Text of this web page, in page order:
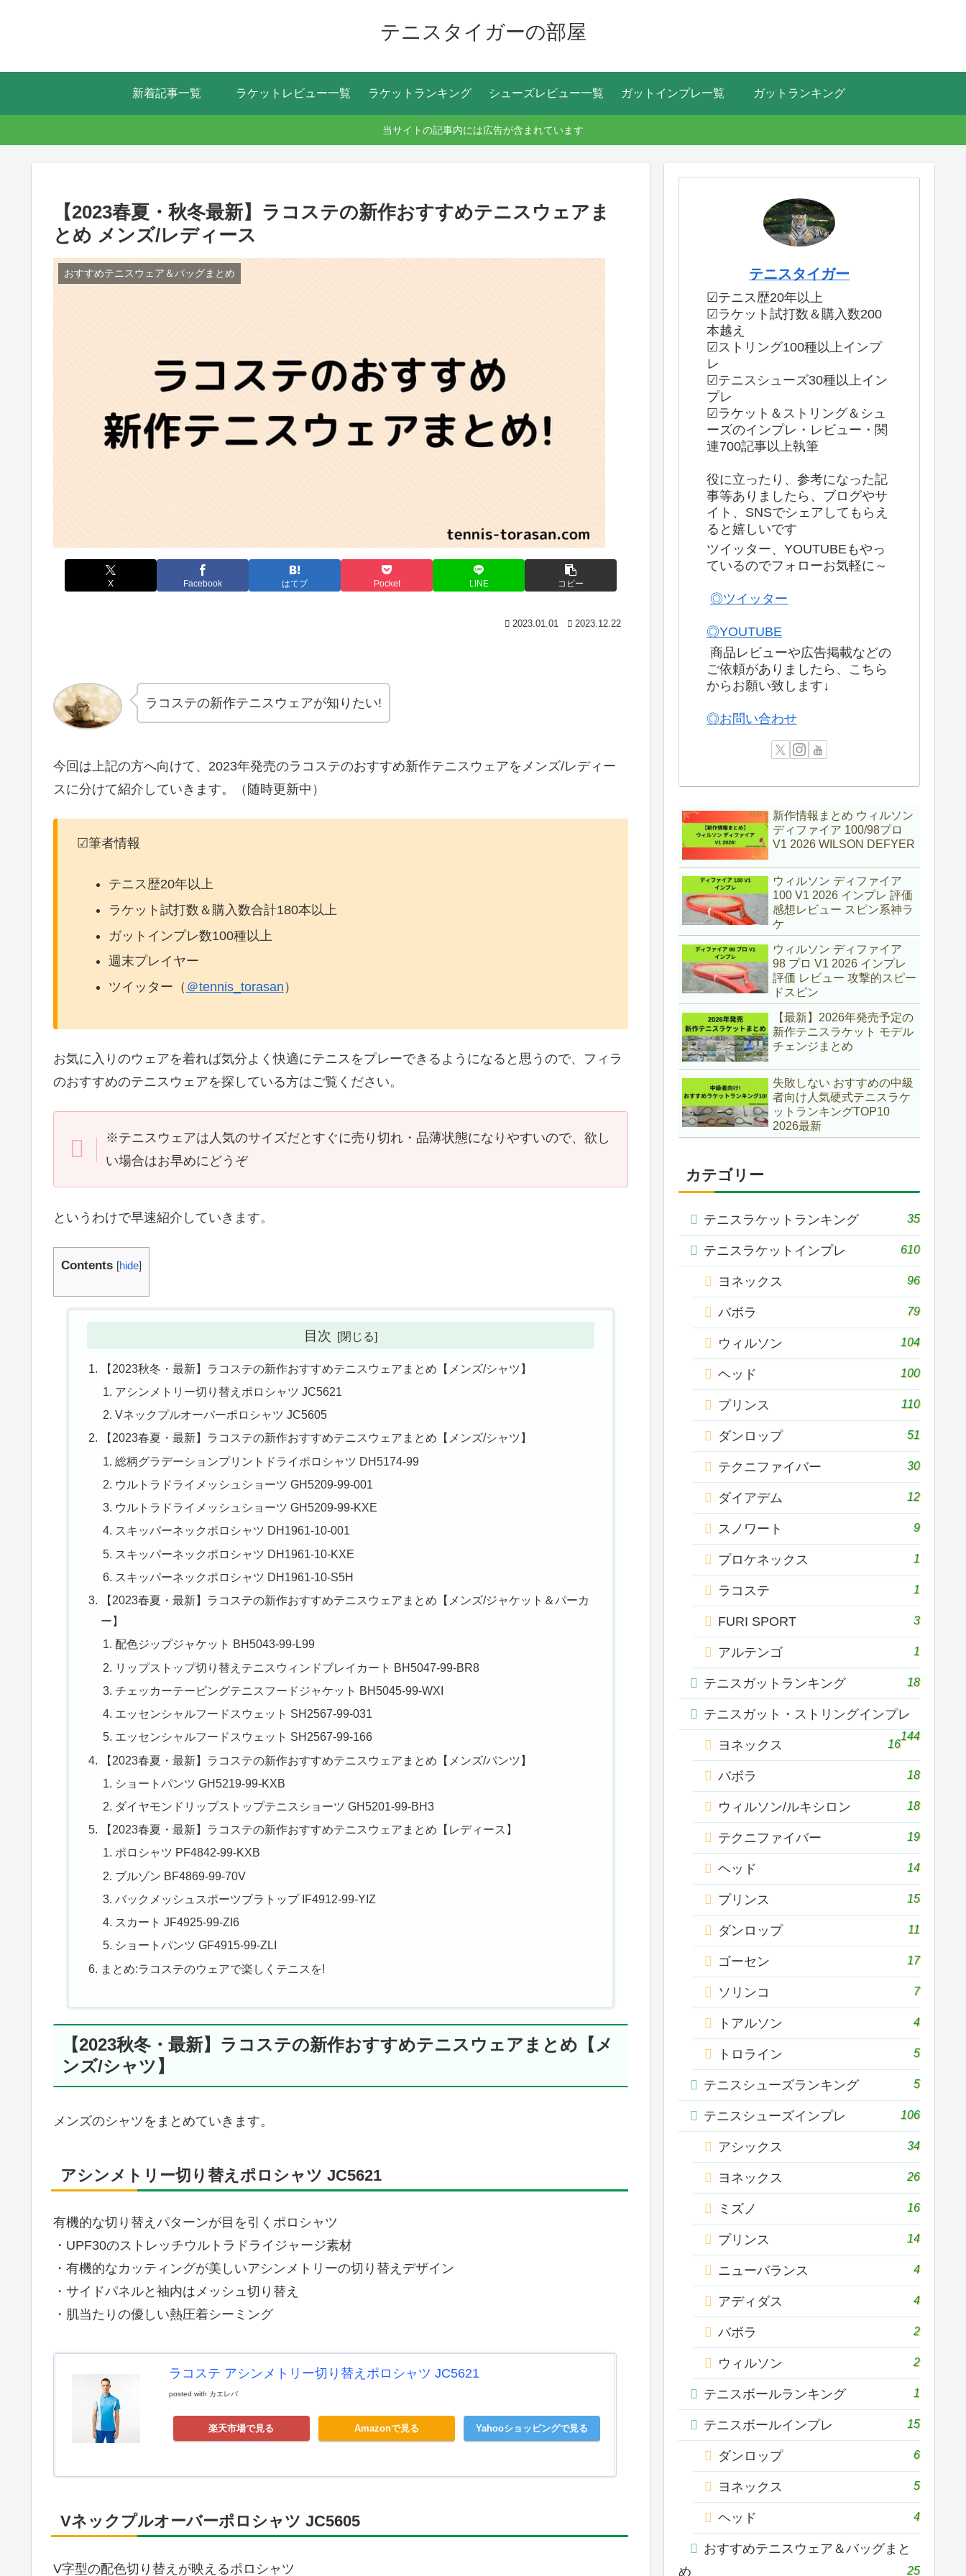
テニスタイガーの部屋
新着記事一覧 ラケットレビュー一覧 ラケットランキング シューズレビュー一覧 ガットインプレ一覧 ガットランキング
当サイトの記事内には広告が含まれています
【2023春夏・秋冬最新】ラコステの新作おすすめテニスウェアま
とめ メンズ/レディース
おすすめテニスウェア＆バッグまとめ
X Facebook はてブ Pocket LINE コピー
2023.01.01 2023.12.22
ラコステの新作テニスウェアが知りたい!
今回は上記の方へ向けて、2023年発売のラコステのおすすめ新作テニスウェアをメンズ/レディー
スに分けて紹介していきます。（随時更新中）
☑筆者情報
テニス歴20年以上
ラケット試打数＆購入数合計180本以上
ガットインプレ数100種以上
週末プレイヤー
ツイッター（ ＠tennis_torasan ）
お気に入りのウェアを着れば気分よく快適にテニスをプレーできるようになると思うので、フィラ
のおすすめのテニスウェアを探している方はご覧ください。
※テニスウェアは人気のサイズだとすぐに売り切れ・品薄状態になりやすいので、欲し
い場合はお早めにどうぞ
というわけで早速紹介していきます。
Contents [hide]
目次
【2023秋冬・最新】ラコステの新作おすすめテニスウェアまとめ【メンズ/シャツ】
アシンメトリー切り替えポロシャツ JC5621
Vネックプルオーバーポロシャツ JC5605
【2023春夏・最新】ラコステの新作おすすめテニスウェアまとめ【メンズ/シャツ】
総柄グラデーションプリントドライポロシャツ DH5174-99
ウルトラドライメッシュショーツ GH5209-99-001
ウルトラドライメッシュショーツ GH5209-99-KXE
スキッパーネックポロシャツ DH1961-10-001
スキッパーネックポロシャツ DH1961-10-KXE
スキッパーネックポロシャツ DH1961-10-S5H
【2023春夏・最新】ラコステの新作おすすめテニスウェアまとめ【メンズ/ジャケット＆パーカ
ー】
配色ジップジャケット BH5043-99-L99
リップストップ切り替えテニスウィンドブレイカート BH5047-99-BR8
チェッカーテーピングテニスフードジャケット BH5045-99-WXI
エッセンシャルフードスウェット SH2567-99-031
エッセンシャルフードスウェット SH2567-99-166
【2023春夏・最新】ラコステの新作おすすめテニスウェアまとめ【メンズ/パンツ】
ショートパンツ GH5219-99-KXB
ダイヤモンドリップストップテニスショーツ GH5201-99-BH3
【2023春夏・最新】ラコステの新作おすすめテニスウェアまとめ【レディース】
ポロシャツ PF4842-99-KXB
ブルゾン BF4869-99-70V
バックメッシュスポーツブラトップ IF4912-99-YIZ
スカート JF4925-99-ZI6
ショートパンツ GF4915-99-ZLI
まとめ:ラコステのウェアで楽しくテニスを!
【2023秋冬・最新】ラコステの新作おすすめテニスウェアまとめ【メ
ンズ/シャツ】
メンズのシャツをまとめていきます。
アシンメトリー切り替えポロシャツ JC5621
有機的な切り替えパターンが目を引くポロシャツ
・UPF30のストレッチウルトラドライジャージ素材
・有機的なカッティングが美しいアシンメトリーの切り替えデザイン
・サイドパネルと袖内はメッシュ切り替え
・肌当たりの優しい熱圧着シーミング
ラコステ アシンメトリー切り替えポロシャツ JC5621
posted with カエレバ
楽天市場で見る Amazonで見る Yahooショッピングで見る
Vネックプルオーバーポロシャツ JC5605
V字型の配色切り替えが映えるポロシャツ
テニスタイガー
☑テニス歴20年以上
☑ラケット試打数＆購入数200
本越え
☑ストリング100種以上インプ
レ
☑テニスシューズ30種以上イン
プレ
☑ラケット＆ストリング＆シュ
ーズのインプレ・レビュー・関
連700記事以上執筆
役に立ったり、参考になった記
事等ありましたら、ブログやサ
イト、SNSでシェアしてもらえ
ると嬉しいです
ツイッター、YOUTUBEもやっ
ているのでフォローお気軽に～
◎ツイッター
◎YOUTUBE
商品レビューや広告掲載などの
ご依頼がありましたら、こちら
からお願い致します↓
◎お問い合わせ
新作情報まとめ ウィルソン
ディファイア 100/98プロ
V1 2026 WILSON DEFYER
ウィルソン ディファイア
100 V1 2026 インプレ 評価
感想レビュー スピン系神ラ
ケ
ウィルソン ディファイア
98 プロ V1 2026 インプレ
評価 レビュー 攻撃的スピー
ドスピン
【最新】2026年発売予定の
新作テニスラケット モデル
チェンジまとめ
失敗しない おすすめの中級
者向け人気硬式テニスラケ
ットランキングTOP10
2026最新
カテゴリー
テニスラケットランキング 35
テニスラケットインプレ 610
ヨネックス 96
バボラ 79
ウィルソン 104
ヘッド 100
プリンス 110
ダンロップ 51
テクニファイバー 30
ダイアデム 12
スノワート 9
プロケネックス 1
ラコステ 1
FURI SPORT 3
アルテンゴ 1
テニスガットランキング 18
テニスガット・ストリングインプレ
144
ヨネックス 16
バボラ 18
ウィルソン/ルキシロン 18
テクニファイバー 19
ヘッド 14
プリンス 15
ダンロップ 11
ゴーセン 17
ソリンコ 7
トアルソン 4
トロライン 5
テニスシューズランキング 5
テニスシューズインプレ 106
アシックス 34
ヨネックス 26
ミズノ 16
プリンス 14
ニューバランス 4
アディダス 4
バボラ 2
ウィルソン 2
テニスボールランキング 1
テニスボールインプレ 15
ダンロップ 6
ヨネックス 5
ヘッド 4
おすすめテニスウェア＆バッグまと
め
25